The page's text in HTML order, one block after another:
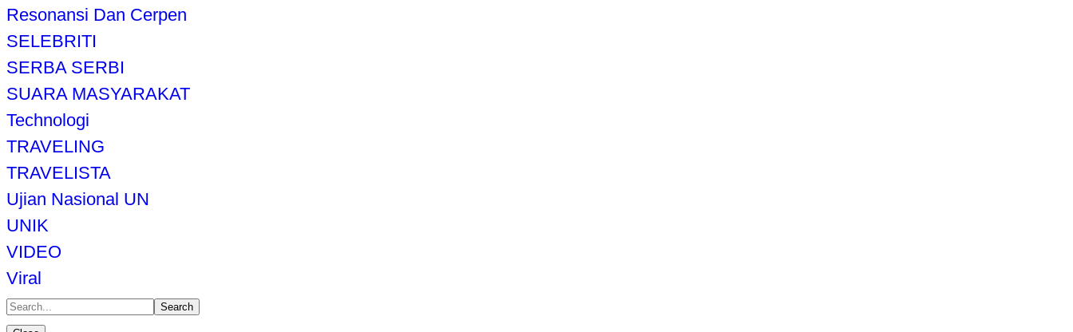
Resonansi Dan Cerpen
SELEBRITI
SERBA SERBI
SUARA MASYARAKAT
Technologi
TRAVELING
TRAVELISTA
Ujian Nasional UN
UNIK
VIDEO
Viral
Search